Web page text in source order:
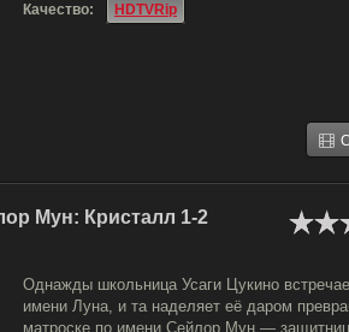
Качество:
HDTVRip
Мун: Кристалл 1-2
Однажды школьница Усаги Цукино
имени Луна, и та наделяет её даром
матроске по имени Сейлор Мун —